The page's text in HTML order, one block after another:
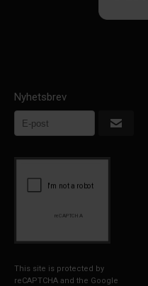
Nyhetsbrev
This site is protected by
reCAPTCHA and the Google